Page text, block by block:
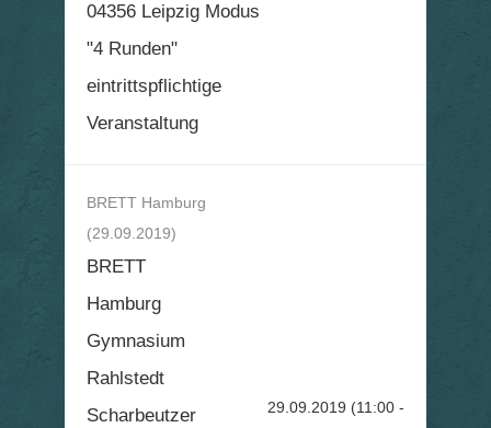
04356 Leipzig Modus
"4 Runden"
eintrittspflichtige
Veranstaltung
BRETT Hamburg
(29.09.2019)
BRETT
Hamburg
Gymnasium
Rahlstedt
Scharbeutzer
29.09.2019 (11:00 -